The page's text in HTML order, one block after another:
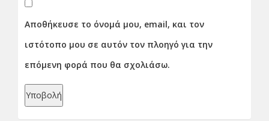
Αποθήκευσε το όνομά μου, email, και τον
ιστότοπο μου σε αυτόν τον πλοηγό για την
επόμενη φορά που θα σχολιάσω.